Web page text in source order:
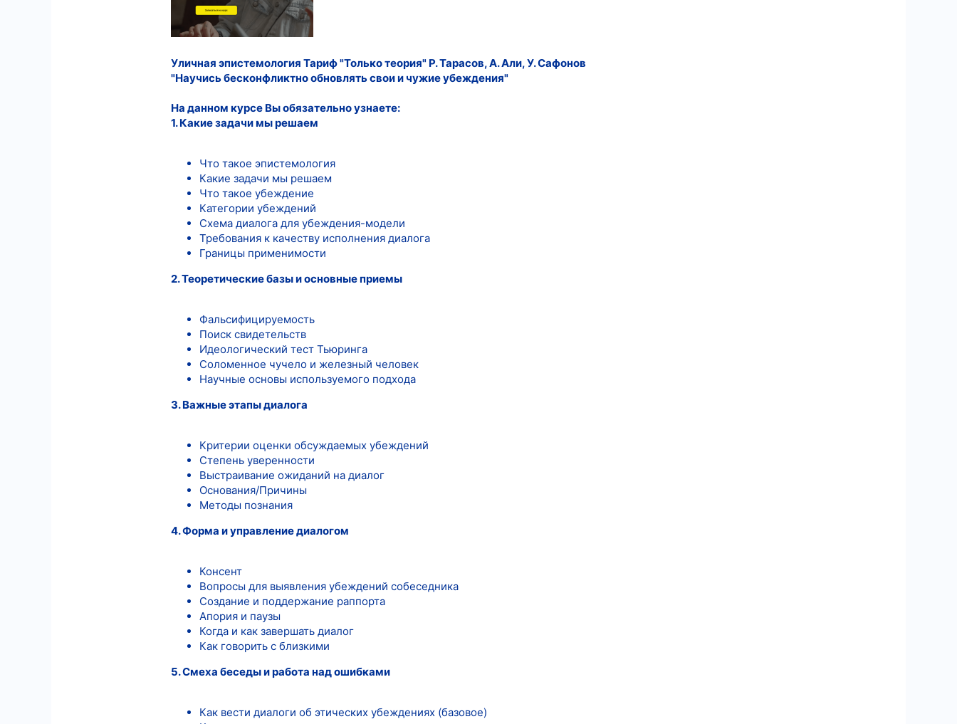
Уличная эпистемология Тариф "Только теория" Р. Тарасов, А. Али, У. Сафонов
"Научись бесконфликтно обновлять свои и чужие убеждения"
На данном курсе Вы обязательно узнаете:
1. Какие задачи мы решаем
Что такое эпистемология
Какие задачи мы решаем
Что такое убеждение
Категории убеждений
Схема диалога для убеждения-модели
Требования к качеству исполнения диалога
Границы применимости
2. Теоретические базы и основные приемы
Фальсифицируемость
Поиск свидетельств
Идеологический тест Тьюринга
Соломенное чучело и железный человек
Научные основы используемого подхода
3. Важные этапы диалога
Критерии оценки обсуждаемых убеждений
Степень уверенности
Выстраивание ожиданий на диалог
Основания/Причины
Методы познания
4. Форма и управление диалогом
Консент
Вопросы для выявления убеждений собеседника
Создание и поддержание раппорта
Апория и паузы
Когда и как завершать диалог
Как говорить с близкими
5. Смеха беседы и работа над ошибками
Как вести диалоги об этических убеждениях (базовое)